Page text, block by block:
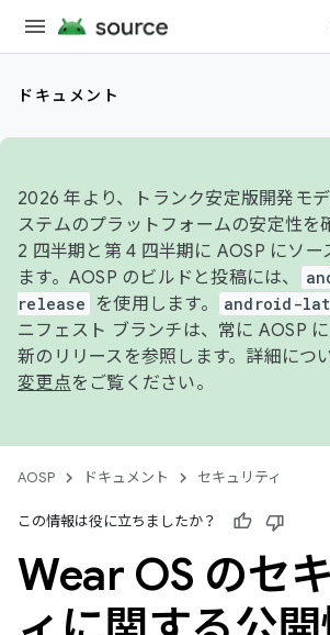
ドキュメント
2026 年より、トランク安定版開発モ
ステムのプラットフォームの安定性を
2 四半期と第 4 四半期に AOSP にソー
ます。AOSP のビルドと投稿には、
release
を使用します。 android-
ニフェスト ブランチは、常に AOSP
新のリリースを参照します。詳細につ
変更点をご覧ください。
AOSP ドキュメント セキュリティ
この情報は役に立ちましたか？
Wear OS のセ